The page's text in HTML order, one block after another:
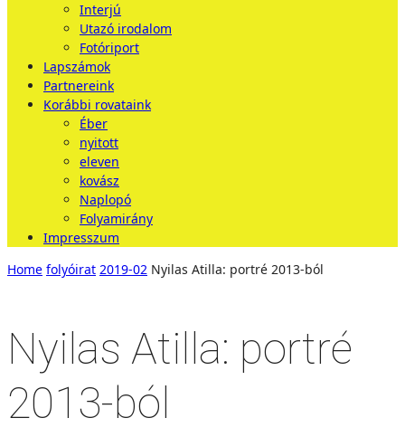
Interjú
Utazó irodalom
Fotóriport
Lapszámok
Partnereink
Korábbi rovataink
Éber
nyitott
eleven
kovász
Naplopó
Folyamirány
Impresszum
Home folyóirat 2019-02 Nyilas Atilla: portré 2013-ból
Nyilas Atilla: portré
2013-ból